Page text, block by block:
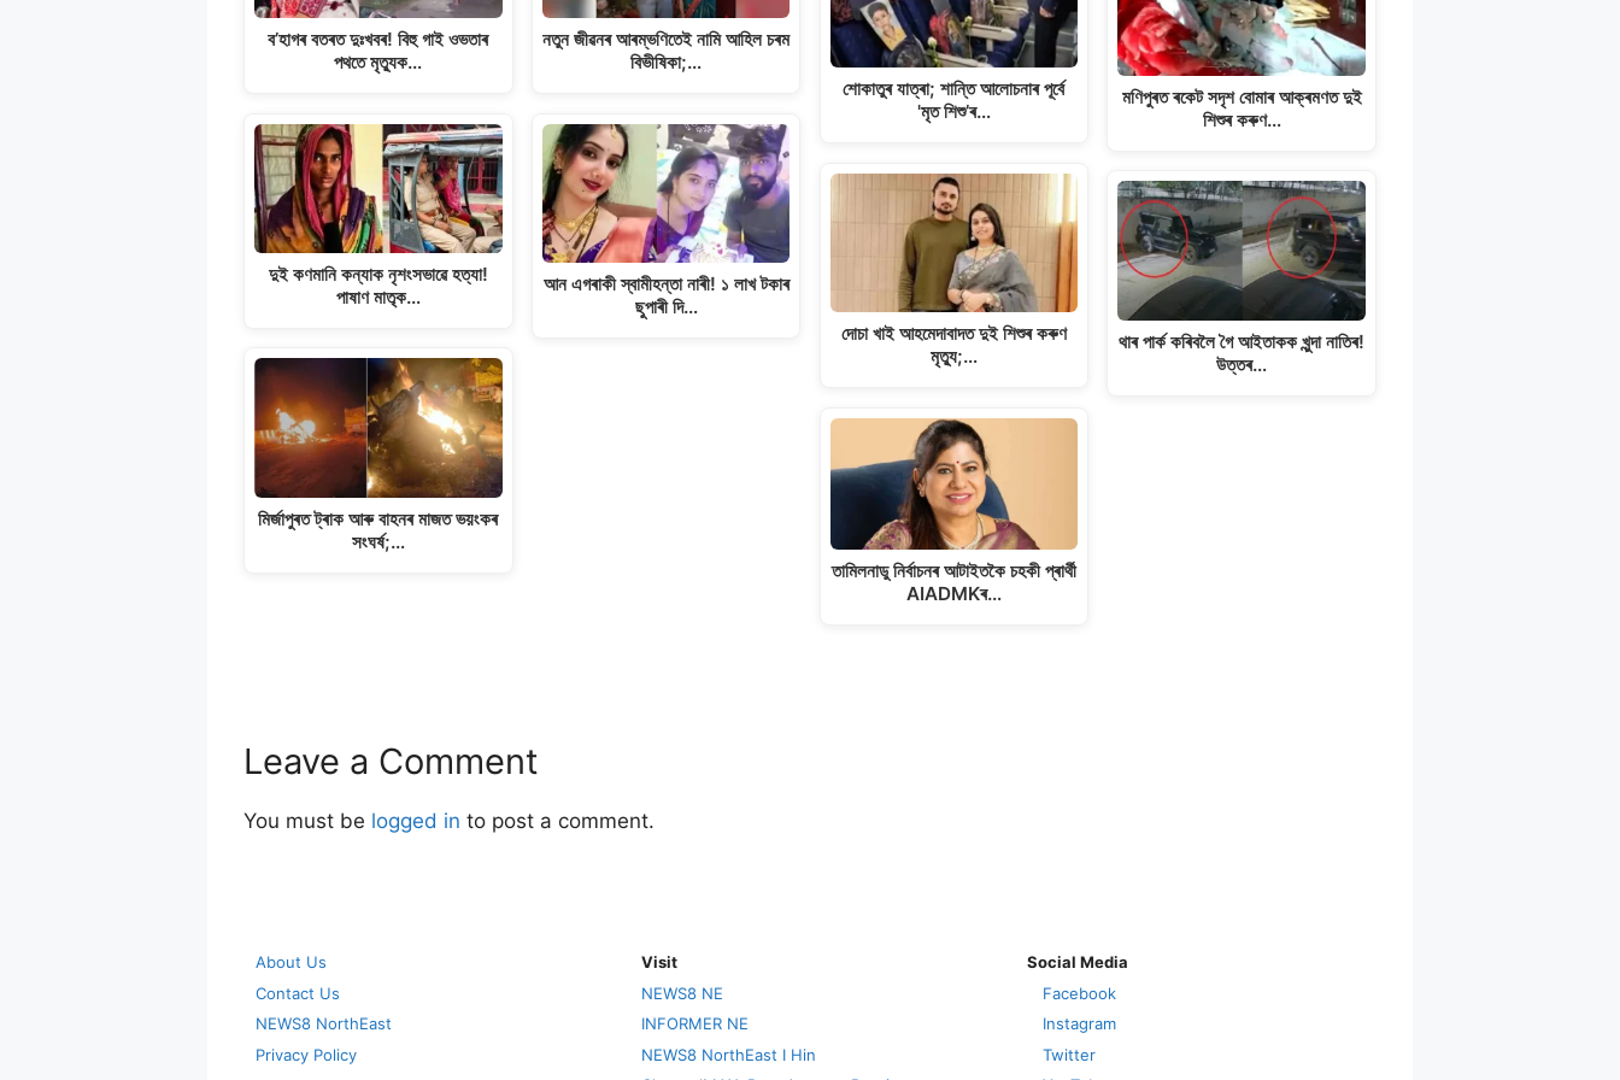
k
ব’হাগৰ বতৰত দুঃখবৰ! বিহু গাই ওভতাৰ
পথতে মৃত্যুক…
দুই কণমানি কন্যাক নৃশংসভাৱে হত্যা!
পাষাণ মাতৃক…
মিৰ্জাপুৰত ট্ৰাক আৰু বাহনৰ মাজত ভয়ংকৰ
সংঘৰ্ষ;…
নতুন জীৱনৰ আৰম্ভণিতেই নামি আহিল চৰম
বিভীষিকা;…
আন এগৰাকী স্বামীহন্তা নাৰী! ১ লাখ টকাৰ
ছুপাৰী দি…
শোকাতুৰ যাত্ৰা; শান্তি আলোচনাৰ পূৰ্বে
'মৃত শিশু’ৰ…
দোচা খাই আহমেদাবাদত দুই শিশুৰ কৰুণ
মৃত্যু;…
তামিলনাডু নিৰ্বাচনৰ আটাইতকৈ চহকী প্ৰাৰ্থী
AIADMKৰ…
মণিপুৰত ৰকেট সদৃশ বোমাৰ আক্ৰমণত দুই
শিশুৰ কৰুণ…
থাৰ পাৰ্ক কৰিবলৈ গৈ আইতাকক খুন্দা নাতিৰ!
উত্তৰ…
Leave a Comment
You must be logged in to post a comment.
About Us
Contact Us
NEWS8 NorthEast
Privacy Policy
Visit
NEWS8 NE
INFORMER NE
NEWS8 NorthEast I Hin
Social Media
Facebook
Instagram
Twitter